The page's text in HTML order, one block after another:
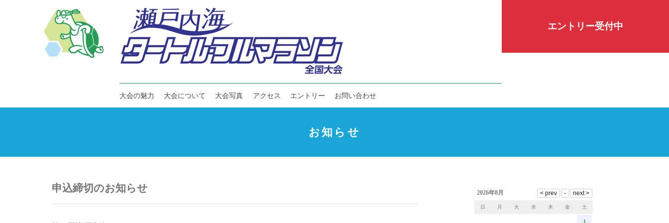
大会の魅力 大会について 大会写真 アクセス エントリー お問い合わせ
エントリー受付中
お知らせ
申込締切のお知らせ 2026年8月
日 月 火 水 木 金 土
1